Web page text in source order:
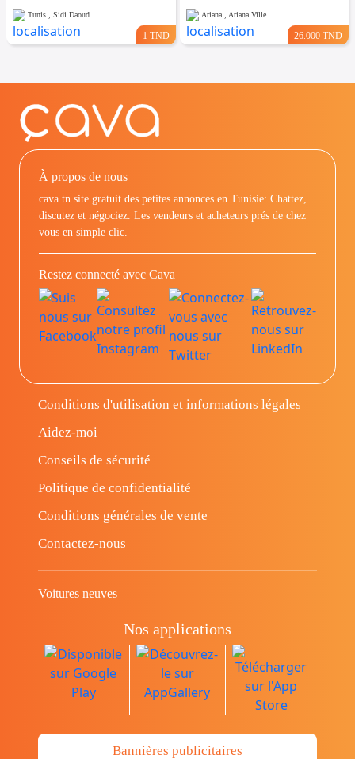
Tunis , Sidi Daoud
1 TND
Ariana , Ariana Ville
26.000 TND
À propos de nous
cava.tn site gratuit des petites annonces en Tunisie: Chattez,
discutez et négociez. Les vendeurs et acheteurs prés de chez
vous en simple clic.
Restez connecté avec Cava
Conditions d'utilisation et informations légales
Aidez-moi
Conseils de sécurité
Politique de confidentialité
Conditions générales de vente
Contactez-nous
Voitures neuves
Nos applications
Bannières publicitaires